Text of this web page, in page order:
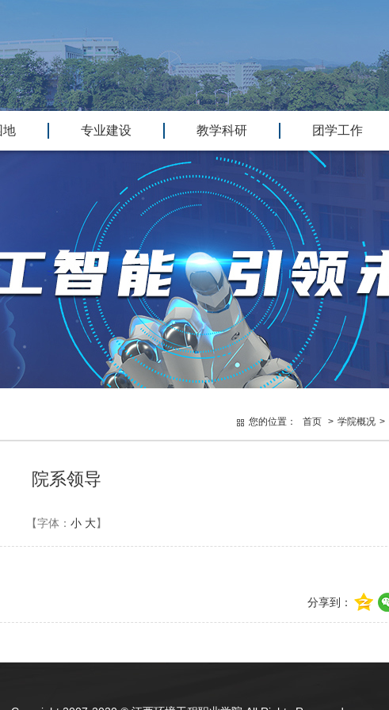
地
专业建设
教学科研
团学工作
您的位置： 首页 > 学院概况 >
院系领导
【字体： 小 大】
分享到：